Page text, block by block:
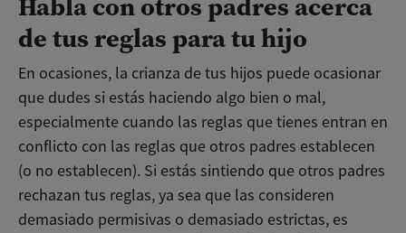
de tus reglas para tu hijo
En ocasiones, la crianza de tus hijos puede ocasionar
que dudes si estás haciendo algo bien o mal,
especialmente cuando las reglas que tienes entran en
conflicto con las reglas que otros padres establecen
(o no establecen). Si estás sintiendo que otros padres
rechazan tus reglas, ya sea que las consideren
demasiado permisivas o demasiado estrictas, es